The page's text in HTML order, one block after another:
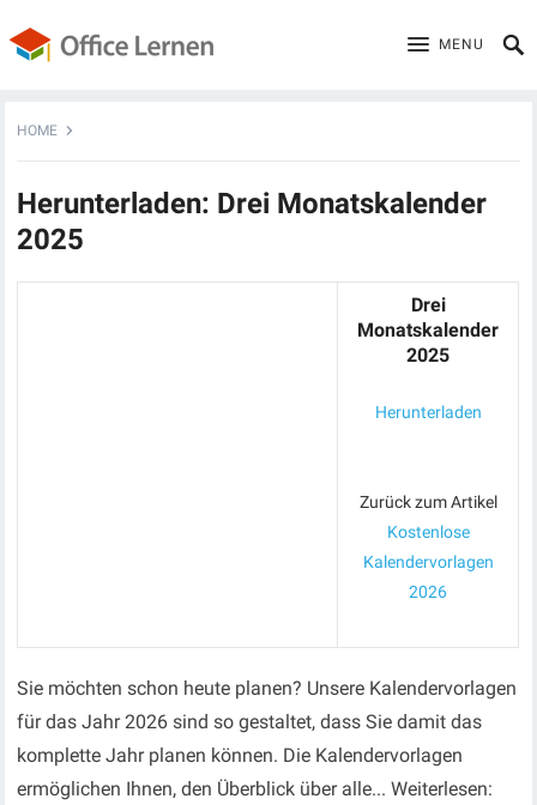
MENU
HOME
Herunterladen: Drei Monatskalender
2025
Drei
Monatskalender
2025
Herunterladen
Zurück zum Artikel
Kostenlose
Kalendervorlagen
2026
Sie möchten schon heute planen? Unsere Kalendervorlagen
für das Jahr 2026 sind so gestaltet, dass Sie damit das
komplette Jahr planen können. Die Kalendervorlagen
ermöglichen Ihnen, den Überblick über alle... Weiterlesen: